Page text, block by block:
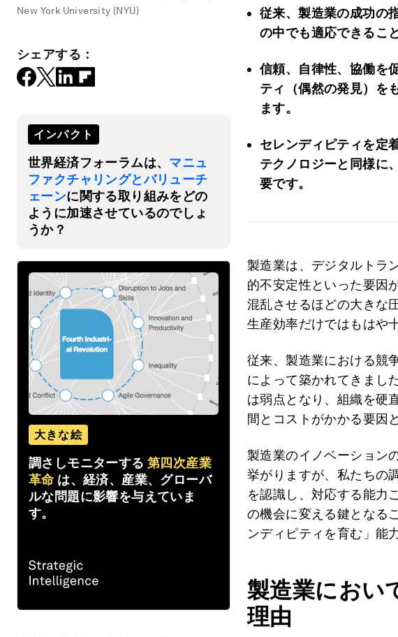
New York University (NYU)
シェアする：
インパクト
世界経済フォーラムは、 マニュ
ファクチャリングとバリューチ
ェーンに関する取り組みをどの
ように加速させているのでしょ
うか？
大きな絵
調さしモニターする 第四次産業
革命 は、経済、産業、グローバ
ルな問題に影響を与えていま
す。
従来、製造業の成功の
の中でも適応できるこ
信頼、自律性、協働を
ティ（偶然の発見）を
ます。
セレンディピティを定
テクノロジーと同様に
要です。
製造業は、デジタルトラ
的不安定性といった要因
混乱させるほどの大きな
生産効率だけではもはや
従来、製造業における競
によって築かれてきまし
は弱点となり、組織を硬
間とコストがかかる要因
製造業のイノベーション
挙がりますが、私たちの
を認識し、対応する能力
の機会に変える鍵となる
ンディピティを育む」能
製造業におい
理由